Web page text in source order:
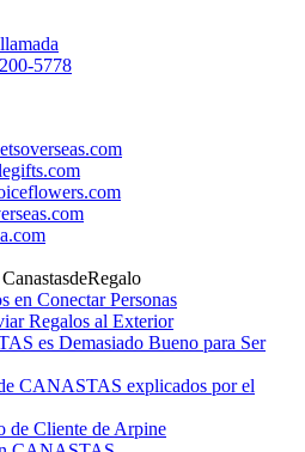
5778
en Conectar Personas
Regalos al Exterior
es Demasiado Bueno para Ser
CANASTAS explicados por el
de Cliente de Arpine